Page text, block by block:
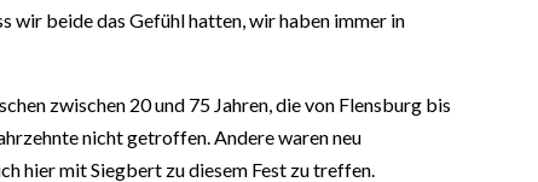
wir beide das Gefühl hatten, wir haben immer in
zwischen 20 und 75 Jahren, die von Flensburg bis
nicht getroffen. Andere waren neu
hier mit Siegbert zu diesem Fest zu treffen.